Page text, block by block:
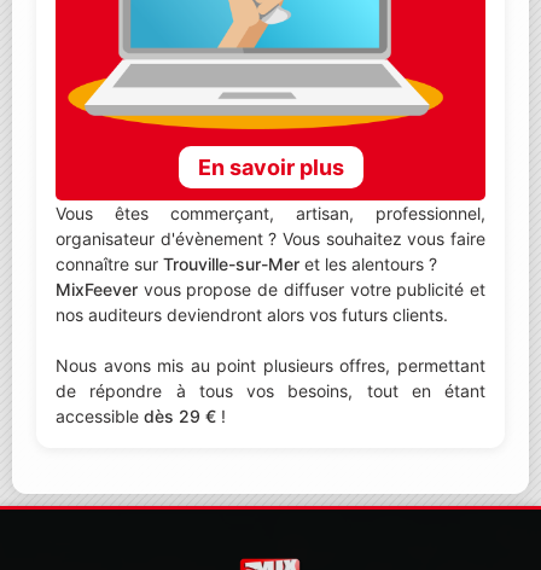
En savoir plus
Vous êtes commerçant, artisan, professionnel,
organisateur d'évènement ? Vous souhaitez vous faire
connaître sur Trouville-sur-Mer et les alentours ?
MixFeever vous propose de diffuser votre publicité et
nos auditeurs deviendront alors vos futurs clients.
Nous avons mis au point plusieurs offres, permettant
de répondre à tous vos besoins, tout en étant
accessible dès 29 € !